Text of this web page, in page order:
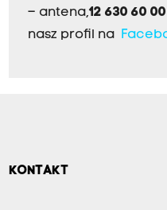
– antena,12 630 60 00
nasz profil na
KONTAKT